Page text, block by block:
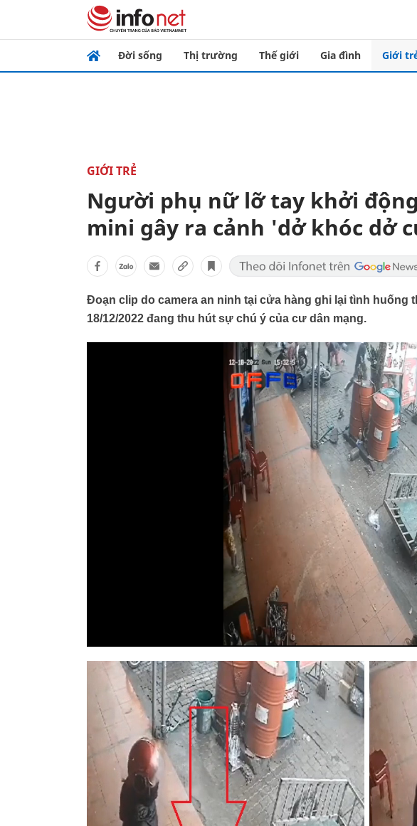
Đời sống Thị trường Thế giới Gia đình Giới
GIỚI TRẺ
Người phụ nữ lỡ tay khởi
mini gây ra cảnh 'dở khóc dở
Đoạn clip do camera an ninh tại cửa hàng ghi lại tình huống
18/12/2022 đang thu hút sự chú ý của cư dân mạng.